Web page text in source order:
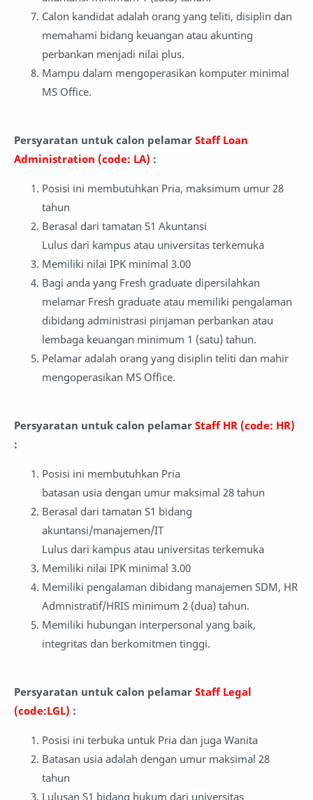
Calon kandidat adalah orang yang teliti, disiplin dan
memahami bidang keuangan atau akunting
perbankan menjadi nilai plus.
Mampu dalam mengoperasikan komputer minimal
MS Office.
Persyaratan untuk calon pelamar Staff Loan
Administration (code: LA) :
Posisi ini membutuhkan Pria, maksimum umur 28
tahun
Berasal dari tamatan S1 Akuntansi
Lulus dari kampus atau universitas terkemuka
Memiliki nilai IPK minimal 3.00
Bagi anda yang Fresh graduate dipersilahkan
melamar Fresh graduate atau memiliki pengalaman
dibidang administrasi pinjaman perbankan atau
lembaga keuangan minimum 1 (satu) tahun.
Pelamar adalah orang yang disiplin teliti dan mahir
mengoperasikan MS Office.
Persyaratan untuk calon pelamar Staff HR (code: HR)
:
Posisi ini membutuhkan Pria
batasan usia dengan umur maksimal 28 tahun
Berasal dari tamatan S1 bidang
akuntansi/manajemen/IT
Lulus dari kampus atau universitas terkemuka
Memiliki nilai IPK minimal 3.00
Memiliki pengalaman dibidang manajemen SDM, HR
Admnistratif/HRIS minimum 2 (dua) tahun.
Memiliki hubungan interpersonal yang baik,
integritas dan berkomitmen tinggi.
Persyaratan untuk calon pelamar Staff Legal
(code:LGL) :
Posisi ini terbuka untuk Pria dan juga Wanita
Batasan usia adalah dengan umur maksimal 28
tahun
Lulusan S1 bidang hukum dari universitas